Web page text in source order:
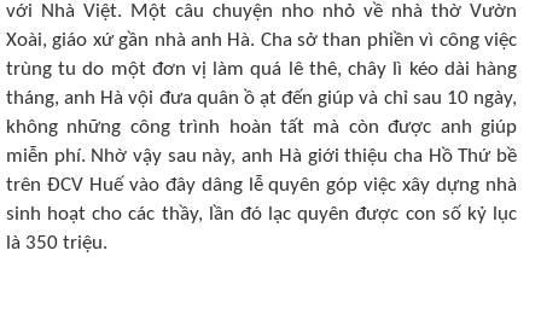
với Nhà Việt. Một câu chuyện nho nhỏ về nhà thờ Vườn
Xoài, giáo xứ gần nhà anh Hà. Cha sở than phiền vì công việc
trùng tu do một đơn vị làm quá lê thê, chây lì kéo dài hàng
tháng, anh Hà vội đưa quân ồ ạt đến giúp và chỉ sau 10 ngày,
không những công trình hoàn tất mà còn được anh giúp
miễn phí. Nhờ vậy sau này, anh Hà giới thiệu cha Hồ Thứ bề
trên ĐCV Huế vào đây dâng lễ quyên góp việc xây dựng nhà
sinh hoạt cho các thầy, lần đó lạc quyên được con số kỷ lục
là 350 triệu.